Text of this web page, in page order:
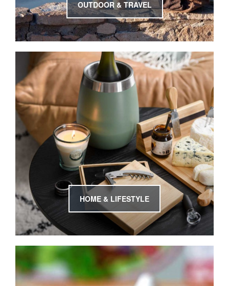
OUTDOOR & TRAVEL
HOME & LIFESTYLE